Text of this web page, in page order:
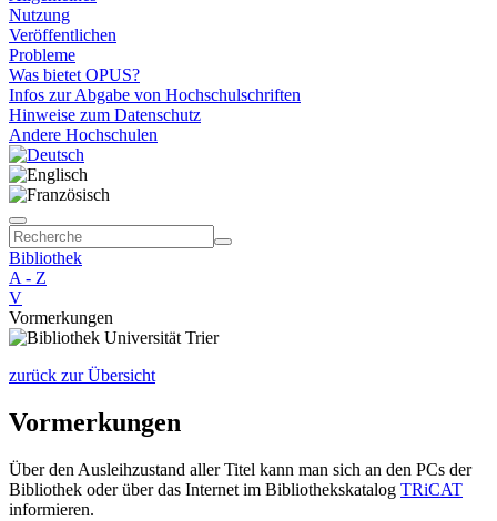
Nutzung
Veröffentlichen
Probleme
Was bietet OPUS?
Infos zur Abgabe von Hochschulschriften
Hinweise zum Datenschutz
Andere Hochschulen
Bibliothek
A - Z
V
Vormerkungen
zurück zur Übersicht
Vormerkungen
Über den Ausleihzustand aller Titel kann man sich an den PCs der
Bibliothek oder über das Internet im Bibliothekskatalog TRiCAT
informieren.